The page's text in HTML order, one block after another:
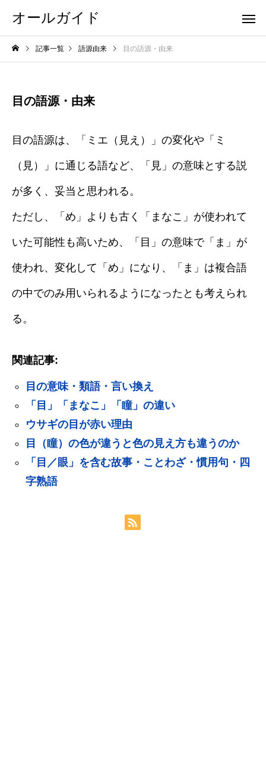
オールガイド
記事一覧 語源由来 目の語源・由来
目の語源・由来
目の語源は、「ミエ（見え）」の変化や「ミ
（見）」に通じる語など、「見」の意味とする説
が多く、妥当と思われる。
ただし、「め」よりも古く「まなこ」が使われて
いた可能性も高いため、「目」の意味で「ま」が
使われ、変化して「め」になり、「ま」は複合語
の中でのみ用いられるようになったとも考えられ
る。
関連記事:
目の意味・類語・言い換え
「目」「まなこ」「瞳」の違い
ウサギの目が赤い理由
目（瞳）の色が違うと色の見え方も違うのか
「目／眼」を含む故事・ことわざ・慣用句・四
字熟語